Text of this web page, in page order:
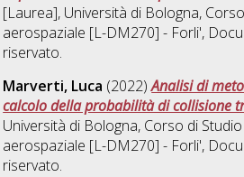
[Laurea], Università di Bologna,
aerospaziale [L-DM270] - Forli',
riservato.
Marverti, Luca (2022)Analisi di
calcolo della probabilità di collisione
Università di Bologna, Corso di
aerospaziale [L-DM270] - Forli',
riservato.